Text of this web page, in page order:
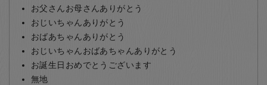
お父さんお母さんありがとう
おじいちゃんありがとう
おばあちゃんありがとう
おじいちゃんおばあちゃんありがとう
お誕生日おめでとうございます
無地